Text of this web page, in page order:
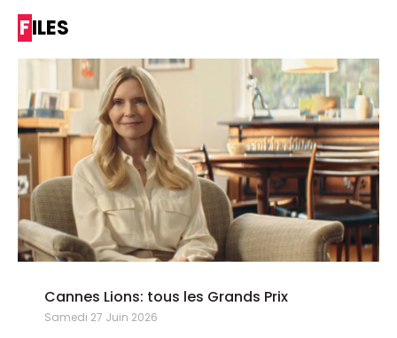
FILES
Cannes Lions: tous les Grands Prix
Samedi 27 Juin 2026